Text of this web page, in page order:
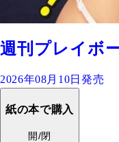
週刊プレイボ
2026年08月10日発売
紙の本で購入
開/閉